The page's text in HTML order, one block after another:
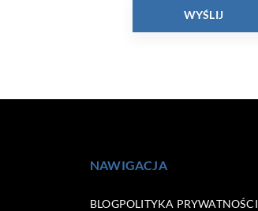
NAWIGACJA
BLOGPOLITYKA PRYWATNOŚCI